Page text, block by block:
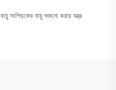
বায়ু সংপিড়কের বায়ু শুকনো করার যন্ত্র